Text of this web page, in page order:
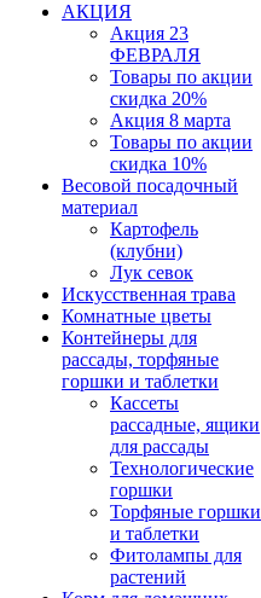
АКЦИЯ
Акция 23
ФЕВРАЛЯ
Товары по акции
скидка 20%
Акция 8 марта
Товары по акции
скидка 10%
Весовой посадочный
материал
Картофель
(клубни)
Лук севок
Искусственная трава
Комнатные цветы
Контейнеры для
рассады, торфяные
горшки и таблетки
Кассеты
рассадные, ящики
для рассады
Технологические
горшки
Торфяные горшки
и таблетки
Фитолампы для
растений